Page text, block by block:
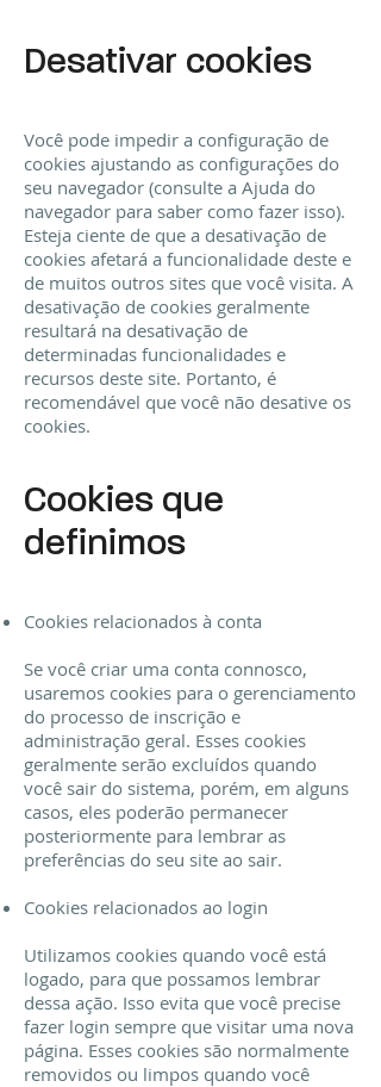
Desativar cookies
Você pode impedir a configuração de
cookies ajustando as configurações do
seu navegador (consulte a Ajuda do
navegador para saber como fazer isso).
Esteja ciente de que a desativação de
cookies afetará a funcionalidade deste e
de muitos outros sites que você visita. A
desativação de cookies geralmente
resultará na desativação de
determinadas funcionalidades e
recursos deste site. Portanto, é
recomendável que você não desative os
cookies.
Cookies que
definimos
Cookies relacionados à conta
Se você criar uma conta connosco,
usaremos cookies para o gerenciamento
do processo de inscrição e
administração geral. Esses cookies
geralmente serão excluídos quando
você sair do sistema, porém, em alguns
casos, eles poderão permanecer
posteriormente para lembrar as
preferências do seu site ao sair.
Cookies relacionados ao login
Utilizamos cookies quando você está
logado, para que possamos lembrar
dessa ação. Isso evita que você precise
fazer login sempre que visitar uma nova
página. Esses cookies são normalmente
removidos ou limpos quando você